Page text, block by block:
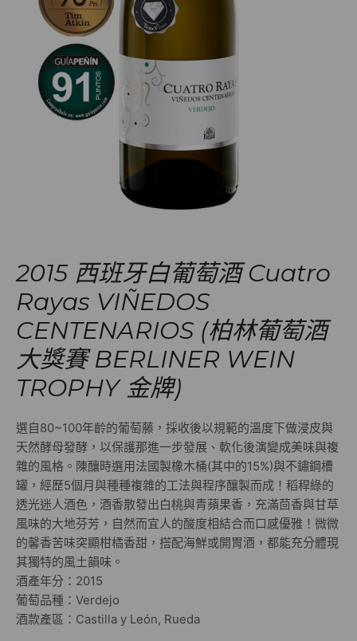
2015 西班牙白葡萄酒 Cuatro
Rayas VIÑEDOS
CENTENARIOS (柏林葡萄酒
大獎賽 BERLINER WEIN
TROPHY 金牌)
選自80~100年齡的葡萄藤，採收後以規範的溫度下做浸皮與
天然酵母發酵，以保護那進一步發展、軟化後演變成美味與複
雜的風格。陳釀時選用法國製橡木桶(其中的15%)與不鏽鋼槽
罐，經歷5個月與種種複雜的工法與程序釀製而成！稻稈綠的
透光迷人酒色，酒香散發出白桃與青蘋果香，充滿茴香與甘草
風味的大地芬芳，自然而宜人的酸度相結合而口感優雅！微微
的馨香苦味突顯柑橘香甜，搭配海鮮或開胃酒，都能充分體現
其獨特的風土韻味。
酒產年分：2015
葡萄品種：Verdejo
酒款產區：Castilla y León, Rueda